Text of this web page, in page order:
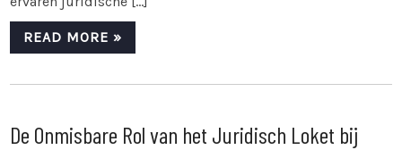
READ MORE »
De Onmisbare Rol van het Juridisch Loket bij